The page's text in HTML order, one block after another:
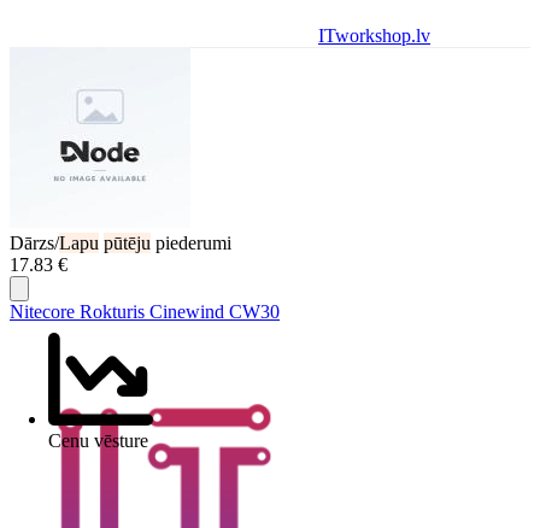
ITworkshop.lv
Dārzs/Lapu pūtēju piederumi
17.83 €
Cenu vēsture
Nitecore Rokturis Cinewind CW30